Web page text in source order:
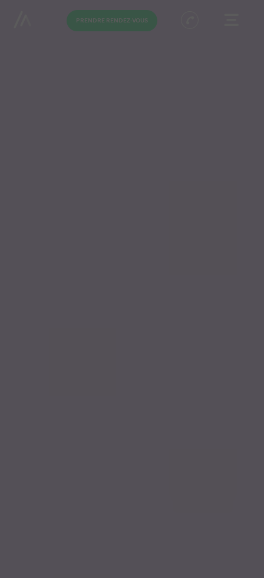
PRENDRE RENDEZ-VOUS